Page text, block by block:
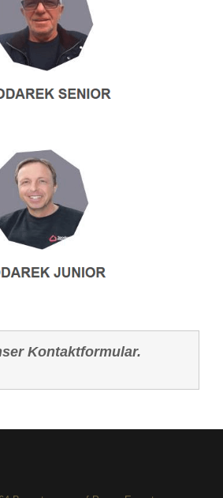
Kontaktformular.